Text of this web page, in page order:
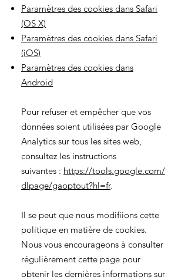
Paramètres des cookies dans Safari
(OS X)
Paramètres des cookies dans Safari
(iOS)
Paramètres des cookies dans
Android
Pour refuser et empêcher que vos
données soient utilisées par Google
Analytics sur tous les sites web,
consultez les instructions
suivantes : https://tools.google.com/
dlpage/gaoptout?hl=fr.
Il se peut que nous modifiions cette
politique en matière de cookies.
Nous vous encourageons à consulter
régulièrement cette page pour
obtenir les dernières informations sur